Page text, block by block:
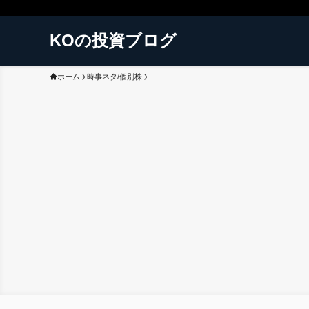
KOの投資ブログ
ホーム 時事ネタ/個別株